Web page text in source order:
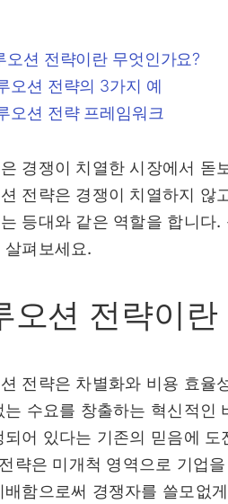
오션 전략이란 무엇인가요?
오션 전략의 3가지 예
오션 전략 프레임워크
경쟁이 치열한 시장에서 돋
전략은 경쟁이 치열하지 않
등대와 같은 역할을 합니다
살펴보세요.
오션 전략이
전략은 차별화와 비용 효율
는 수요를 창출하는 혁신적인
되어 있다는 기존의 믿음에
략은 미개척 영역으로 기업
배함으로써 경쟁자를 쓸모없